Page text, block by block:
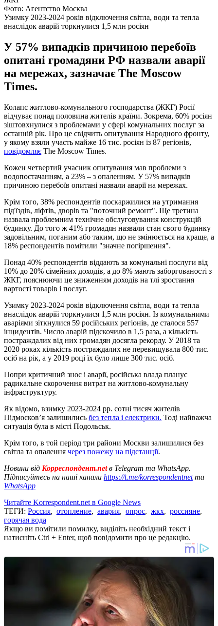
Фото: Агентство Москва
Узимку 2023-2024 років відключення світла, води та тепла
внаслідок аварій торкнулися 1,5 млн росіян
У 57% випадків причиною перебоїв
опитані громадяни РФ назвали аварії
на мережах, зазначає The Moscow
Times.
Колапс житлово-комунального господарства (ЖКГ) Росії
відчуває понад половина жителів країни. Зокрема, 60% росіян
зіштовхнулися з проблемами у сфері комунальних послуг за
останній рік. Про це свідчить опитування Народного фронту,
у якому взяли участь майже 16 тис. росіян із 87 регіонів,
повідомляє The Moscow Times.
Кожен четвертий учасник опитування мав проблеми з
водопостачанням, а 23% – з опаленням. У 57% випадків
причиною перебоїв опитані назвали аварії на мережах.
Крім того, 38% респондентів поскаржилися на утримання
під'їздів, ліфтів, дворів та "поточний ремонт". Ще третина
назвала проблемним технічне обслуговування конструкцій
будинку. До того ж 41% громадян назвали стан свого будинку
задовільним, поганим або таким, що не змінюється на краще, а
18% респондентів помітили "значне погіршення".
Понад 40% респондентів віддають за комунальні послуги від
10% до 20% сімейних доходів, а до 8% мають заборгованості з
ЖКГ, пояснюючи це зниженням доходів на тлі зростання
вартості товарів і послуг.
Узимку 2023-2024 років відключення світла, води та тепла
внаслідок аварій торкнулися 1,5 млн росіян. Із комунальними
аваріями зіткнулися 59 російських регіонів, де сталося 557
інцидентів. Число аварій підскочило в 1,5 раза, а кількість
постраждалих від них громадян досягла рекорду. У 2018 та
2020 роках кількість постраждалих не перевищувала 800 тис.
осіб на рік, а у 2019 році їх було лише 300 тис. осіб.
Попри критичний знос і аварії, російська влада планує
радикальне скорочення витрат на житлово-комунальну
інфраструктуру.
Як відомо, взимку 2023-2024 рр. сотні тисяч жителів
Підмосков’я залишились без тепла і електрики. Тоді найважча
ситуація була в місті Подольськ.
Крім того, в той період три райони Москви залишилися без
світла та опалення через пожежу на підстанції.
Новини від Корреспондент.netв Telegram та WhatsApp.
Підписуйтесь на наші канали https://t.me/korrespondentnetта
WhatsApp
Читайте Korrespondent.net в Google News
ТЕГИ: Россия, отопление, авария, опрос, жкх, россияне,
горячая вода
Якщо ви помітили помилку, виділіть необхідний текст і
натисніть Ctrl + Enter, щоб повідомити про це редакцію.